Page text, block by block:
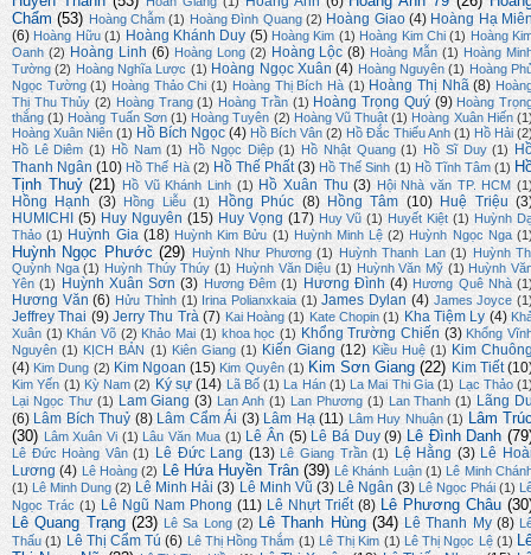
Chẩm (53) Hoàng Chẫm (1) Hoàng Đình Quang (2) Hoàng Giao (4) Hoàng Hạ
(6) Hoàng Hữu (1) Hoàng Khánh Duy (5) Hoàng Kim (1) Hoàng Kim Chi (1) Hoàng
Oanh (2) Hoàng Linh (6) Hoàng Long (2) Hoàng Lộc (8) Hoàng Mẫn (1) Hoàng
Tường (2) Hoàng Nghĩa Lược (1) Hoàng Ngọc Xuân (4) Hoàng Nguyên (1) Hoàng
Ngọc Tường (1) Hoàng Thảo Chi (1) Hoàng Thị Bích Hà (1) Hoàng Thị Nhã (8)
Thị Thu Thủy (2) Hoàng Trang (1) Hoàng Trần (1) Hoàng Trọng Quý (9) Hoàng
thắng (1) Hoàng Tuấn Sơn (1) Hoàng Tuyên (2) Hoàng Vũ Thuật (1) Hoàng Xuân Hiến
Hoàng Xuân Niên (1) Hồ Bích Ngọc (4) Hồ Bích Vân (2) Hồ Đắc Thiếu Anh (1) Hồ Hải
Hồ Lê Diêm (1) Hồ Nam (1) Hồ Ngọc Diệp (1) Hồ Nhật Quang (1) Hồ Sĩ Duy (1)
Thanh Ngân (10) Hồ Thế Hà (2) Hồ Thế Phất (3) Hồ Thế Sinh (1) Hồ Tĩnh Tâm (1)
Tịnh Thuỷ (21) Hồ Vũ Khánh Linh (1) Hồ Xuân Thu (3) Hội Nhà văn TP. HCM
Hồng Hạnh (3) Hồng Liễu (1) Hồng Phúc (8) Hồng Tâm (10) Huệ Triệu
HUMICHI (5) Huy Nguyên (15) Huy Vọng (17) Huy Vũ (1) Huyết Kiệt (1) Huỳnh
Thảo (1) Huỳnh Gia (18) Huỳnh Kim Bửu (1) Huỳnh Minh Lệ (2) Huỳnh Ngọc Nga
Huỳnh Ngọc Phước (29) Huỳnh Như Phương (1) Huỳnh Thanh Lan (1)
Huỳnh
Quỳnh Nga (1) Huỳnh Thúy Thúy (1) Huỳnh Văn Diệu (1) Huỳnh Văn Mỹ (1) Huỳnh
Yên (1) Huỳnh Xuân Sơn (3) Hương Đêm (1) Hương Đình (4) Hương Quê Nhà
Hương Văn (6) Hửu Thỉnh (1) Irina Polianxkaia (1) James Dylan (4) James Joyce
Jeffrey Thai (9) Jerry Thu Trà (7) Kai Hoàng (1) Kate Chopin (1) Kha Tiệm Ly (4)
Xuân (1) Khán Võ (2) Khảo Mai (1) khoa học (1) Khổng Trường Chiến (3) Khổng
Nguyên (1) KỊCH BẢN (1) Kiên Giang (1) Kiến Giang (12) Kiều Huệ (1) Kim
(4) Kim Dung (2) Kim Ngoan (15) Kim Quyên (1) Kim Sơn Giang (22) Kim Tiết
Kim Yến (1) Kỳ Nam (2) Ký sự (14) Lã Bố (1) La Hán (1) La Mai Thi Gia (1) Lạc Thảo
Lại Ngọc Thư (1) Lam Giang (3) Lan Anh (1) Lan Phương (1) Lan Thanh (1) Lãng
(6) Lâm Bích Thuỷ (8) Lâm Cẩm Ái (3) Lâm Hạ (11) Lâm Huy Nhuận (1) Lâm
(30) Lâm Xuân Vi (1) Lâu Văn Mua (1) Lê Ân (5) Lê Bá Duy (9) Lê Đình Danh
Lê Đức Hoàng Vân (1) Lê Đức Lang (13) Lê Giang Trần (1) Lệ Hằng (3) Lê
Lương (4) Lê Hoàng (2) Lê Hứa Huyền Trân (39) Lê Khánh Luận (1) Lê Minh
(1) Lê Minh Dung (2) Lê Minh Hải (3) Lê Minh Vũ (3) Lê Ngân (3) Lê Ngọc Phái (1)
Ngọc Trác (1) Lê Ngũ Nam Phong (11) Lê Nhựt Triết (8) Lê Phương Châu
Lê Quang Trạng (23) Lê Sa Long (2) Lê Thanh Hùng (34) Lê Thanh My (8)
Thấu (1) Lê Thị Cẩm Tú (6) Lê Thị Hồng Thắm (1) Lê Thị Kim (1) Lê Thị Ngọc Lệ (1)